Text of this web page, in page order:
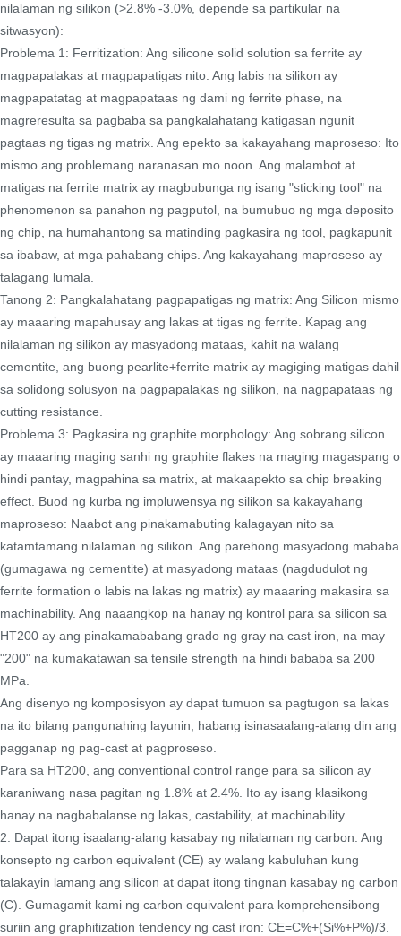
nilalaman ng silikon (>2.8% -3.0%, depende sa partikular na
sitwasyon):
Problema 1: Ferritization: Ang silicone solid solution sa ferrite ay
magpapalakas at magpapatigas nito. Ang labis na silikon ay
magpapatatag at magpapataas ng dami ng ferrite phase, na
magreresulta sa pagbaba sa pangkalahatang katigasan ngunit
pagtaas ng tigas ng matrix. Ang epekto sa kakayahang maproseso: Ito
mismo ang problemang naranasan mo noon. Ang malambot at
matigas na ferrite matrix ay magbubunga ng isang "sticking tool" na
phenomenon sa panahon ng pagputol, na bumubuo ng mga deposito
ng chip, na humahantong sa matinding pagkasira ng tool, pagkapunit
sa ibabaw, at mga pahabang chips. Ang kakayahang maproseso ay
talagang lumala.
Tanong 2: Pangkalahatang pagpapatigas ng matrix: Ang Silicon mismo
ay maaaring mapahusay ang lakas at tigas ng ferrite. Kapag ang
nilalaman ng silikon ay masyadong mataas, kahit na walang
cementite, ang buong pearlite+ferrite matrix ay magiging matigas dahil
sa solidong solusyon na pagpapalakas ng silikon, na nagpapataas ng
cutting resistance.
Problema 3: Pagkasira ng graphite morphology: Ang sobrang silicon
ay maaaring maging sanhi ng graphite flakes na maging magaspang o
hindi pantay, magpahina sa matrix, at makaapekto sa chip breaking
effect. Buod ng kurba ng impluwensya ng silikon sa kakayahang
maproseso: Naabot ang pinakamabuting kalagayan nito sa
katamtamang nilalaman ng silikon. Ang parehong masyadong mababa
(gumagawa ng cementite) at masyadong mataas (nagdudulot ng
ferrite formation o labis na lakas ng matrix) ay maaaring makasira sa
machinability. Ang naaangkop na hanay ng kontrol para sa silicon sa
HT200 ay ang pinakamababang grado ng gray na cast iron, na may
"200" na kumakatawan sa tensile strength na hindi bababa sa 200
MPa.
Ang disenyo ng komposisyon ay dapat tumuon sa pagtugon sa lakas
na ito bilang pangunahing layunin, habang isinasaalang-alang din ang
pagganap ng pag-cast at pagproseso.
Para sa HT200, ang conventional control range para sa silicon ay
karaniwang nasa pagitan ng 1.8% at 2.4%. Ito ay isang klasikong
hanay na nagbabalanse ng lakas, castability, at machinability.
2. Dapat itong isaalang-alang kasabay ng nilalaman ng carbon: Ang
konsepto ng carbon equivalent (CE) ay walang kabuluhan kung
talakayin lamang ang silicon at dapat itong tingnan kasabay ng carbon
(C). Gumagamit kami ng carbon equivalent para komprehensibong
suriin ang graphitization tendency ng cast iron: CE=C%+(Si%+P%)/3.